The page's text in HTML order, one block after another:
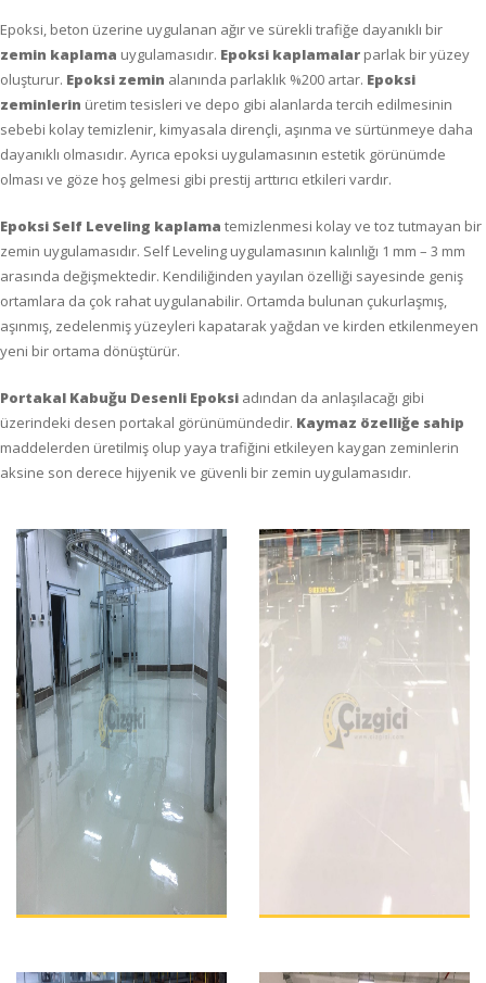
Epoksi, beton üzerine uygulanan ağır ve sürekli trafiğe dayanıklı bir
zemin kaplama uygulamasıdır. Epoksi kaplamalar parlak bir yüzey
oluşturur. Epoksi zemin alanında parlaklık %200 artar. Epoksi
zeminlerin üretim tesisleri ve depo gibi alanlarda tercih edilmesinin
sebebi kolay temizlenir, kimyasala dirençli, aşınma ve sürtünmeye daha
dayanıklı olmasıdır. Ayrıca epoksi uygulamasının estetik görünümde
olması ve göze hoş gelmesi gibi prestij arttırıcı etkileri vardır.
Epoksi Self Leveling kaplama temizlenmesi kolay ve toz tutmayan bir
zemin uygulamasıdır. Self Leveling uygulamasının kalınlığı 1 mm – 3 mm
arasında değişmektedir. Kendiliğinden yayılan özelliği sayesinde geniş
ortamlara da çok rahat uygulanabilir. Ortamda bulunan çukurlaşmış,
aşınmış, zedelenmiş yüzeyleri kapatarak yağdan ve kirden etkilenmeyen
yeni bir ortama dönüştürür.
Portakal Kabuğu Desenli Epoksi adından da anlaşılacağı gibi
üzerindeki desen portakal görünümündedir. Kaymaz özelliğe sahip
maddelerden üretilmiş olup yaya trafiğini etkileyen kaygan zeminlerin
aksine son derece hijyenik ve güvenli bir zemin uygulamasıdır.